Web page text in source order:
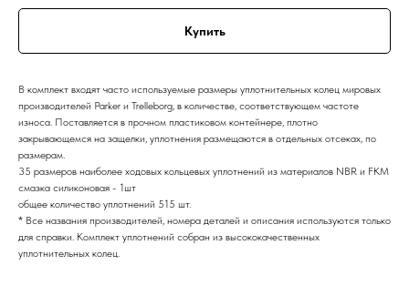
Купить
В комплект входят часто используемые размеры уплотнительных колец мировых
производителей Parker и Trelleborg, в количестве, соответствующем частоте
износа. Поставляется в прочном пластиковом контейнере, плотно
закрывающемся на защелки, уплотнения размещаются в отдельных отсеках, по
размерам.
35 размеров наиболее ходовых кольцевых уплотнений из материалов NBR и FKM
смазка силиконовая - 1шт
общее количество уплотнений 515 шт.
* Все названия производителей, номера деталей и описания используются только
для справки. Комплект уплотнений собран из высококачественных
уплотнительных колец.